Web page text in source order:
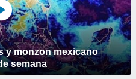
y monzon mexicano
semana